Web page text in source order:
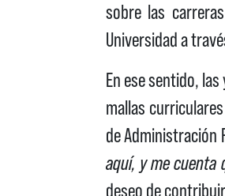
sobre las
Universidad a
En ese sentido,
mallas
de Administración
aquí, y me cuenta
deseo de